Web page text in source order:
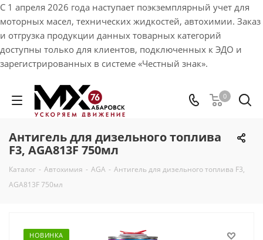
С 1 апреля 2026 года наступает поэкземплярный учет для
моторных масел, технических жидкостей, автохимии. Заказ
и отгрузка продукции данных товарных категорий
доступны только для клиентов, подключенных к ЭДО и
зарегистрированных в системе «Честный знак».
0
Антигель для дизельного топлива
F3, AGA813F 750мл
Каталог - Автохимия - AGA - Антигель для дизельного топлива F3,
AGA813F 750мл
НОВИНКА